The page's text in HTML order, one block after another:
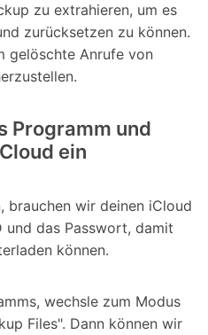
zu extrahieren, um es
zurücksetzen zu können.
gelöschte Anrufe von
Programm und
ein
brauchen wir deinen iCloud
das Passwort, damit
können.
wechsle zum Modus
Files". Dann können wir